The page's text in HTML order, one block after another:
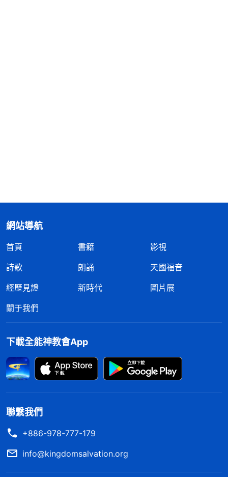
網站導航
首頁 書籍
影視
詩歌
朗誦
天國福音
經歷見證
新時代
圖片展
關于我們
下載全能神教會App
聯繫我們
+886-978-777-179
info@kingdomsalvation.org